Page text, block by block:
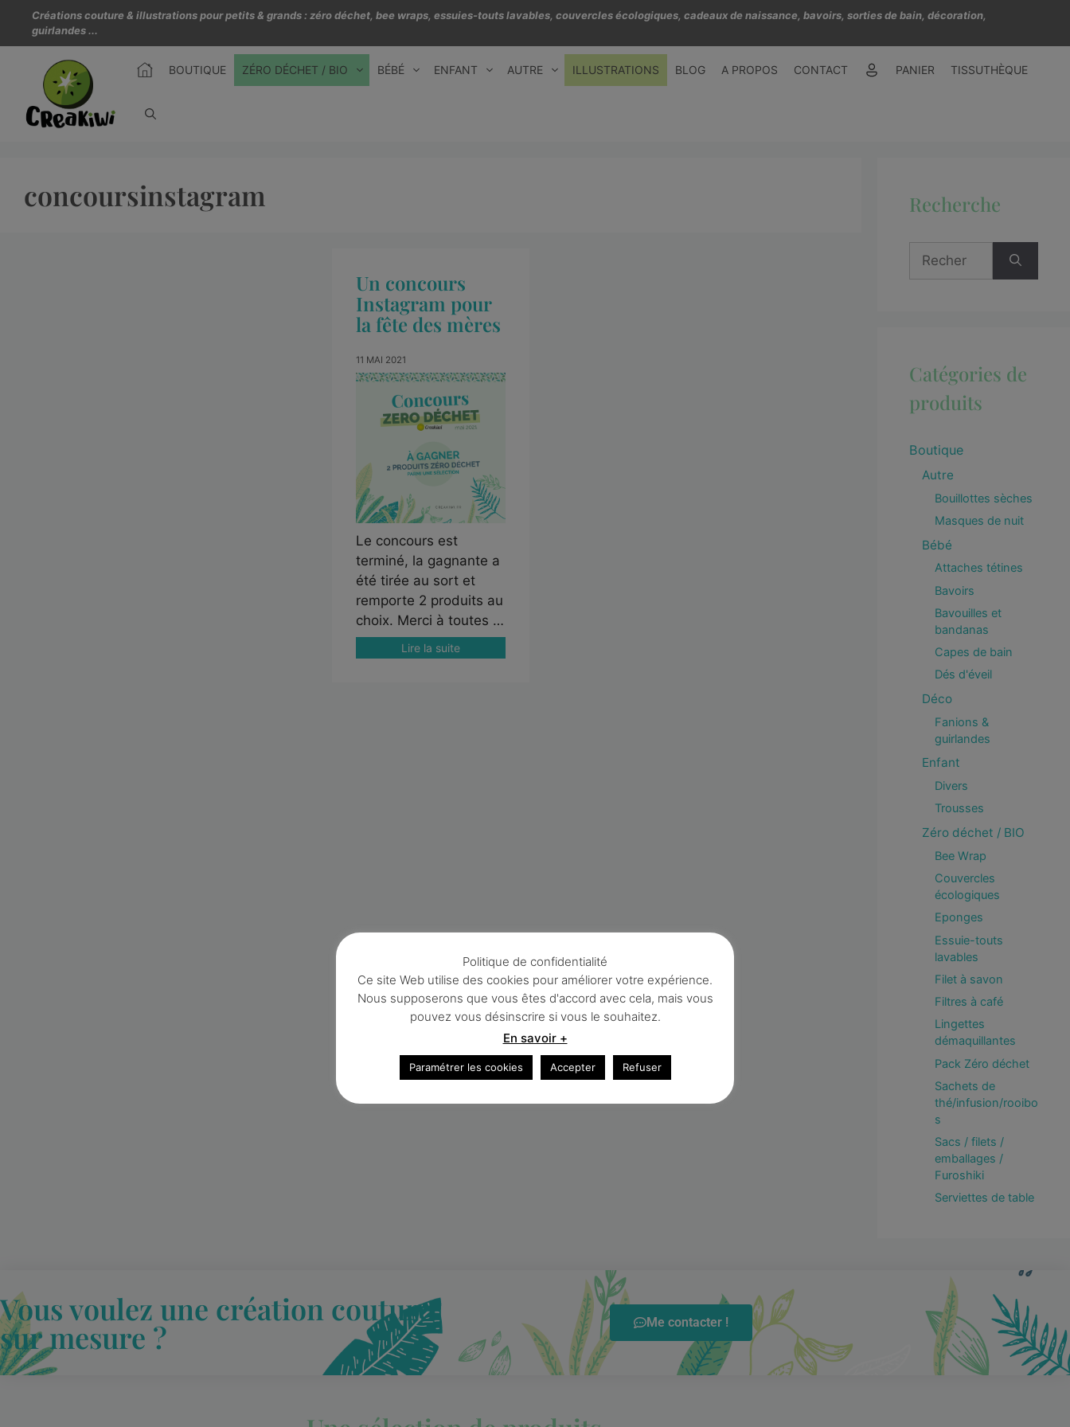
Créations couture & illustrations pour petits & grands : zéro déchet, bee wraps, essuies-touts lavables, couvercles écologiques, cadeaux de naissance, bavoirs, sorties de bain, décoration,
guirlandes ...
BOUTIQUE ZÉRO DÉCHET / BIO BÉBÉ ENFANT AUTRE ILLUSTRATIONS BLOG A PROPOS CONTACT PANIER TISSUTHÈQUE
concoursinstagram
Un concours
Instagram pour
la fête des mères
11 MAI 2021
Le concours est
terminé, la gagnante a
été tirée au sort et
remporte 2 produits au
choix. Merci à toutes …
Lire la suite
Recherche
Catégories de
produits
Boutique
Autre
Bouillottes sèches
Masques de nuit
Bébé
Attaches tétines
Bavoirs
Bavouilles et
bandanas
Capes de bain
Dés d'éveil
Déco
Fanions &
guirlandes
Enfant
Divers
Trousses
Zéro déchet / BIO
Bee Wrap
Couvercles
écologiques
Eponges
Essuie-touts
lavables
Filet à savon
Filtres à café
Lingettes
démaquillantes
Pack Zéro déchet
Sachets de
thé/infusion/rooibo
s
Sacs / filets /
emballages /
Furoshiki
Serviettes de table
Vous voulez une création couture
sur mesure ? Me contacter !
Politique de confidentialité
Ce site Web utilise des cookies pour améliorer votre expérience.
Nous supposerons que vous êtes d'accord avec cela, mais vous
pouvez vous désinscrire si vous le souhaitez.
En savoir +
Paramétrer les cookies Accepter Refuser